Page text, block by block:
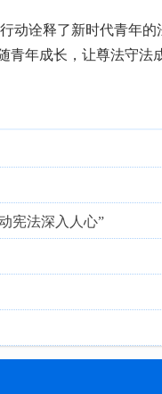
诠释了新时代青年的
年成长，让尊法守法
宪法深入人心”